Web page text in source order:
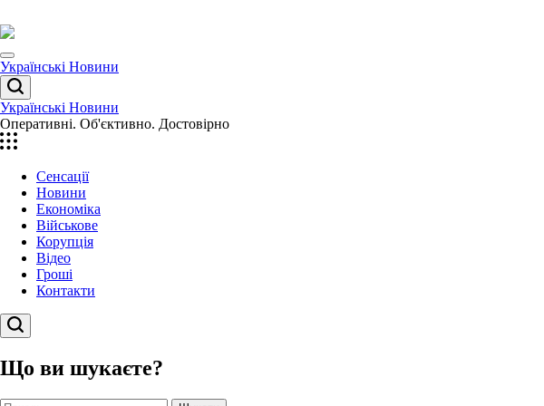
до
вмісту
Menu
Українські Новини
Пошук
Українські Новини
Оперативні. Об'єктивно. Достовірно
Сенсації
Новини
Економіка
Військове
Корупція
Відео
Гроші
Контакти
Пошук
Що ви шукаєте?